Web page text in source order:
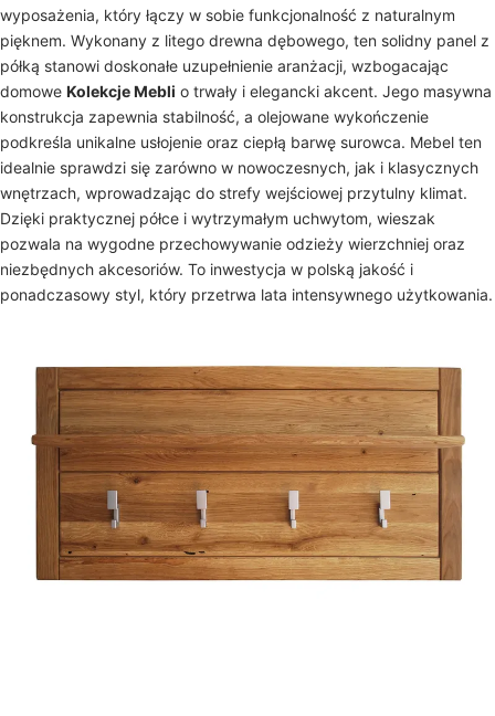
wyposażenia, który łączy w sobie funkcjonalność z naturalnym
pięknem. Wykonany z litego drewna dębowego, ten solidny panel z
półką stanowi doskonałe uzupełnienie aranżacji, wzbogacając
domowe Kolekcje Mebli o trwały i elegancki akcent. Jego masywna
konstrukcja zapewnia stabilność, a olejowane wykończenie
podkreśla unikalne usłojenie oraz ciepłą barwę surowca. Mebel ten
idealnie sprawdzi się zarówno w nowoczesnych, jak i klasycznych
wnętrzach, wprowadzając do strefy wejściowej przytulny klimat.
Dzięki praktycznej półce i wytrzymałym uchwytom, wieszak
pozwala na wygodne przechowywanie odzieży wierzchniej oraz
niezbędnych akcesoriów. To inwestycja w polską jakość i
ponadczasowy styl, który przetrwa lata intensywnego użytkowania.